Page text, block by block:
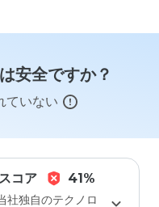
全ですか？
ていない
コア 41%
社独自のテクノロ